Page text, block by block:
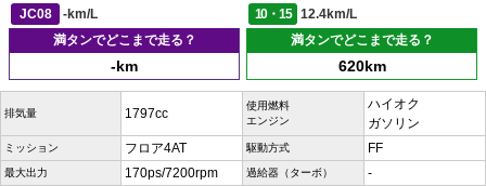
JC08
-km/L 10・15
12.4km/L
満タンでどこまで走る？
-km
満タンでどこまで走る？
620km
排気量 1797cc
使用燃料
エンジン
ハイオク
ガソリン
ミッション フロア4AT 駆動方式 FF
最大出力 170ps/7200rpm 過給器（ターボ） -